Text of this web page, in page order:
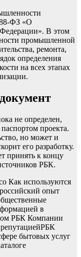
ФЗ «О
В этом
промышленной
ремонта,
определения
на всех этапах
не определен,
проекта.
но может и
его разработку.
принять к концу
РБК.
Как используются
опыт
в
РБК Компании
РБК
бытовых услуг